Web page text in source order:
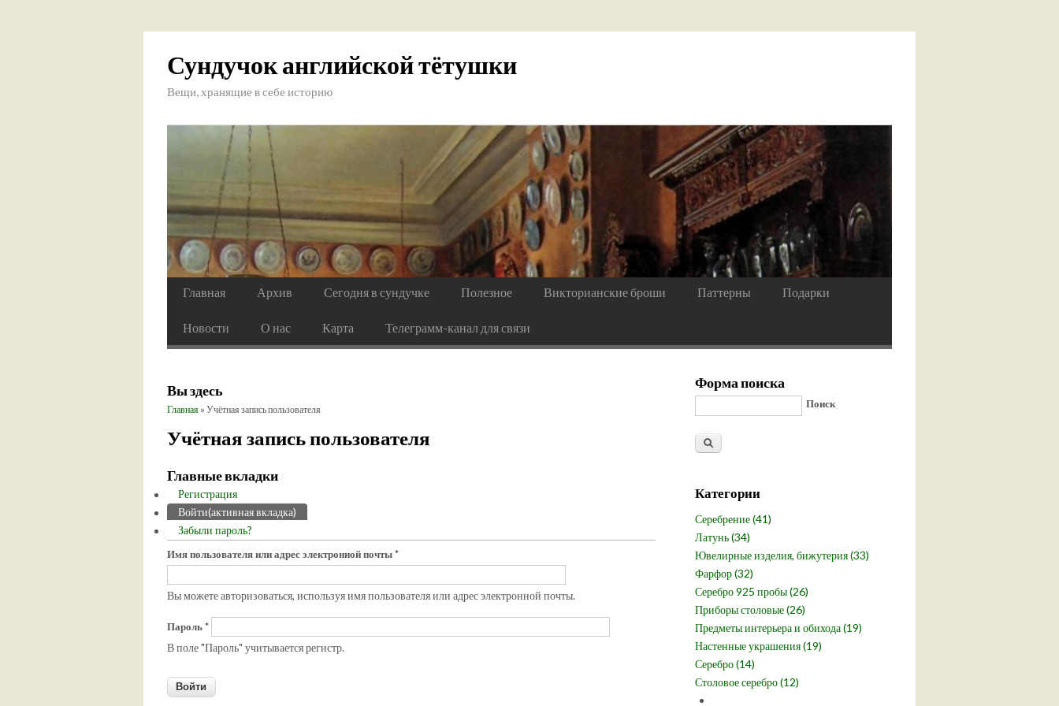
Сундучок английской тётушки
Вещи, хранящие в себе историю
Главная Архив Сегодня в сундучке Полезное Викторианские броши Паттерны Подарки
Новости О нас Карта Телеграмм-канал для связи
Вы здесь
Главная » Учётная запись пользователя
Учётная запись пользователя
Главные вкладки
Регистрация
Войти(активная вкладка)
Забыли пароль?
Имя пользователя или адрес электронной почты*
Вы можете авторизоваться, используя имя пользователя или адрес электронной почты.
Пароль*
В поле "Пароль" учитывается регистр.
Форма поиска
Поиск
Категории
Серебрение (41)
Латунь (34)
Ювелирные изделия, бижутерия (33)
Фарфор (32)
Серебро 925 пробы (26)
Приборы столовые (26)
Предметы интерьера и обихода (19)
Настенные украшения (19)
Серебро (14)
Столовое серебро (12)